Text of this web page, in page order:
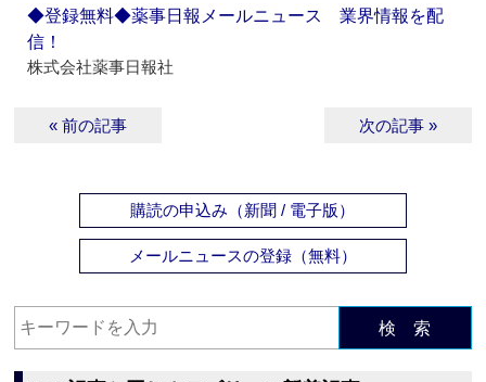
◆登録無料◆薬事日報メールニュース 業界情報を配
信！
株式会社薬事日報社
« 前の記事 次の記事 »
購読の申込み（新聞 / 電子版）
メールニュースの登録（無料）
検 索